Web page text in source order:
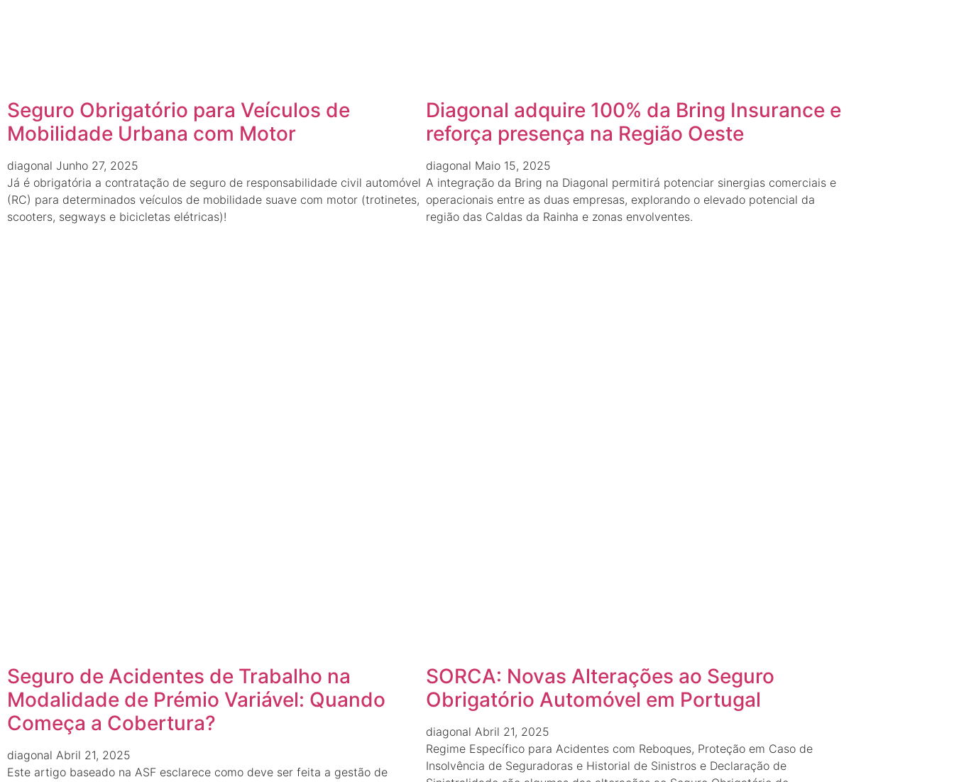
Seguro Obrigatório para Veículos de
Mobilidade Urbana com Motor
diagonal Junho 27, 2025
Já é obrigatória a contratação de seguro de responsabilidade civil automóvel
(RC) para determinados veículos de mobilidade suave com motor (trotinetes,
scooters, segways e bicicletas elétricas)!
Diagonal adquire 100% da Bring Insurance e
reforça presença na Região Oeste
diagonal Maio 15, 2025
A integração da Bring na Diagonal permitirá potenciar sinergias comerciais e
operacionais entre as duas empresas, explorando o elevado potencial da
região das Caldas da Rainha e zonas envolventes.
Seguro de Acidentes de Trabalho na
Modalidade de Prémio Variável: Quando
Começa a Cobertura?
diagonal Abril 21, 2025
Este artigo baseado na ASF esclarece como deve ser feita a gestão de
SORCA: Novas Alterações ao Seguro
Obrigatório Automóvel em Portugal
diagonal Abril 21, 2025
Regime Específico para Acidentes com Reboques, Proteção em Caso de
Insolvência de Seguradoras e Historial de Sinistros e Declaração de